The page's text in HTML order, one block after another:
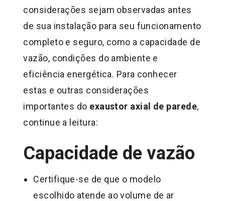
considerações sejam observadas antes
de sua instalação para seu funcionamento
completo e seguro, como a capacidade de
vazão, condições do ambiente e
eficiência energética. Para conhecer
estas e outras considerações
importantes do exaustor axial de parede,
continue a leitura:
Capacidade de vazão
Certifique-se de que o modelo
escolhido atende ao volume de ar